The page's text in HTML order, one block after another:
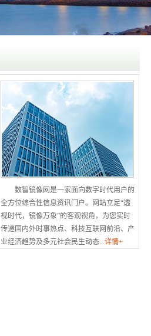
数智镜像网是一家面向数字时代用户的
全方位综合性信息资讯门户。网站立足“透
视时代，镜像万象”的客观视角，为您实时
传递国内外时事热点、科技互联网前沿、产
业经济趋势及多元社会民生动态... 详情+